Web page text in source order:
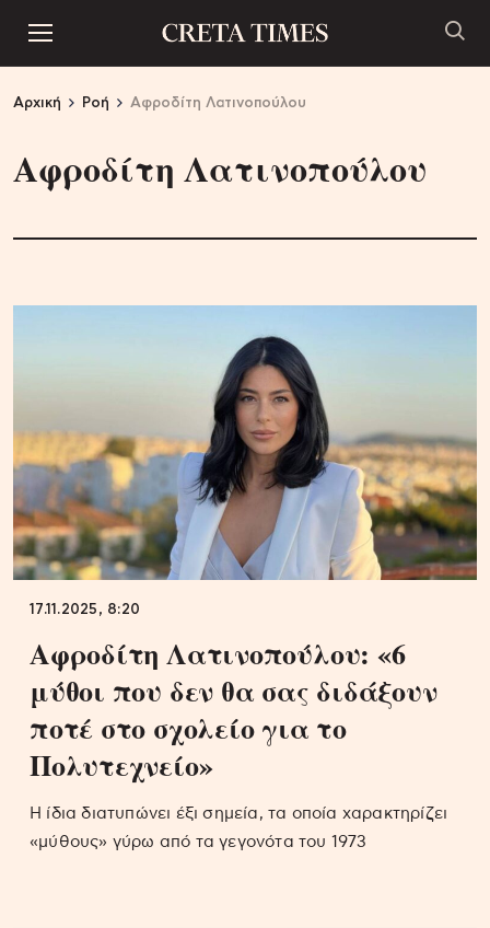
Αρχική Ροή Αφροδίτη Λατινοπούλου
Αφροδίτη Λατινοπούλου
17.11.2025, 8:20
Αφροδίτη Λατινοπούλου: «6
μύθοι που δεν θα σας διδάξουν
ποτέ στο σχολείο για το
Πολυτεχνείο»
Η ίδια διατυπώνει έξι σημεία, τα οποία χαρακτηρίζει
«μύθους» γύρω από τα γεγονότα του 1973